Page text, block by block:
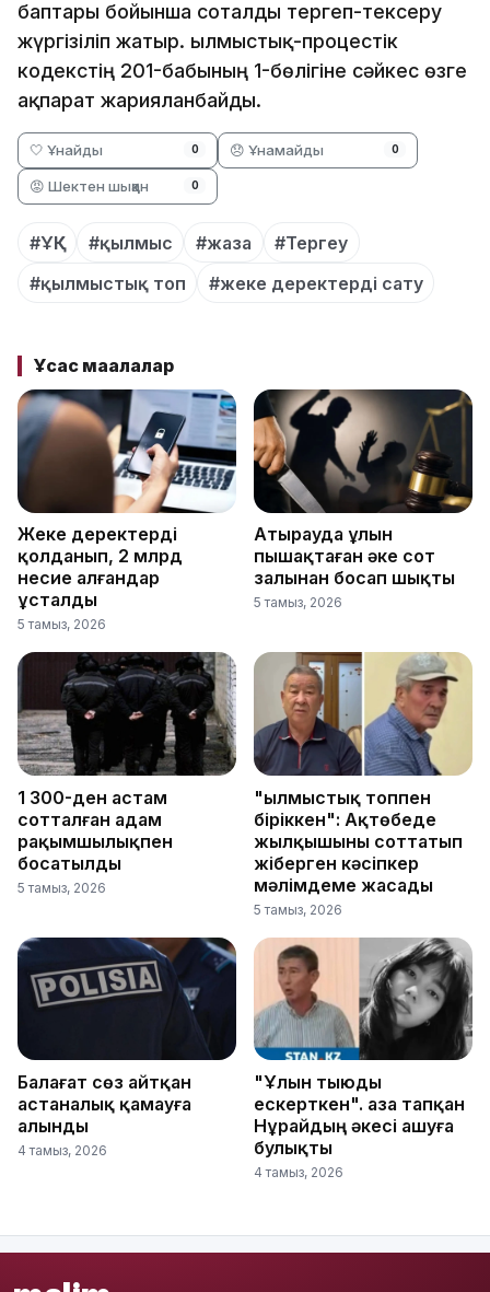
баптары бойынша соталды тергеп-тексеру
жүргізіліп жатыр. Қылмыстық-процестік
кодекстің 201-бабының 1-бөлігіне сәйкес өзге
ақпарат жарияланбайды.
🤍 Ұнайды 0 😞 Ұнамайды 0
😡 Шектен шыққан 0
#ҰҚК #қылмыс #жаза
#Тергеу
#қылмыстық топ
#жеке деректерді сату
Ұқсас мақалалар
Жеке деректерді
қолданып, 2 млрд
несие алғандар
ұсталды
5 тамыз, 2026
Атырауда ұлын
пышақтаған әке сот
залынан босап шықты
5 тамыз, 2026
1 300-ден астам
сотталған адам
рақымшылықпен
босатылды
5 тамыз, 2026
"Қылмыстық топпен
біріккен": Ақтөбеде
жылқышыны соттатып
жіберген кәсіпкер
мәлімдеме жасады
5 тамыз, 2026
Балағат сөз айтқан
астаналық қамауға
алынды
4 тамыз, 2026
"Ұлын тыюды
ескерткен". Қаза тапқан
Нұрайдың әкесі ашуға
булықты
4 тамыз, 2026